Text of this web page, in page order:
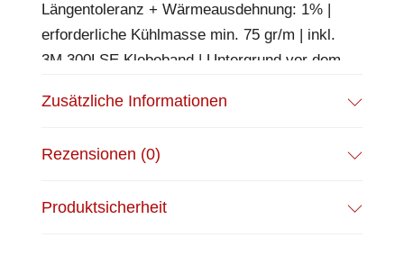
Längentoleranz + Wärmeausdehnung: 1% |
erforderliche Kühlmasse min. 75 gr/m | inkl.
3M 300LSE Klebeband | Untergrund vor dem
wieder ablösen! | BESONDERHEIT:
Zusätzliche Informationen
Rezensionen (0)
Produktsicherheit